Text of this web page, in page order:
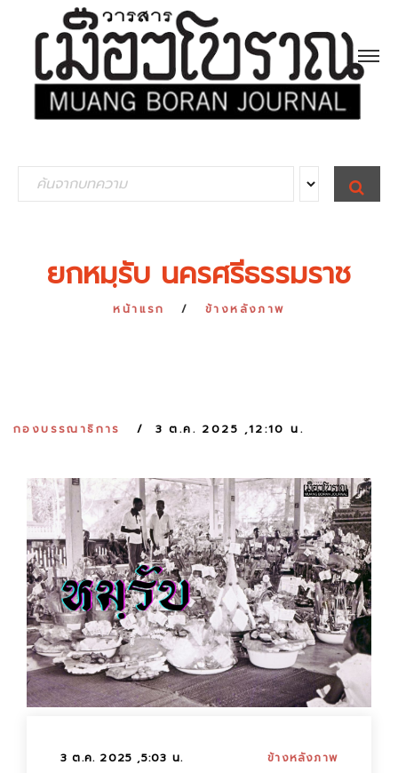
e
S
E
A
ยกหมฺรับ นครศรีธรรมราช
หน้าแรก ข้างหลังภาพ
กองบรรณาธิการ 3 ต.ค. 2025 ,12:10 น.
3 ต.ค. 2025 ,5:03 น. ข้างหลังภาพ